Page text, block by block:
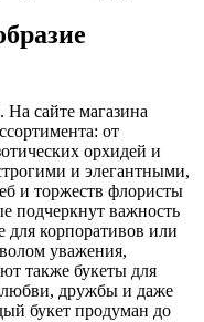
сайте магазина
от
орхидей и
и элегантными,
и торжеств флористы
подчеркнут важность
корпоративов или
уважения,
также букеты для
любви, дружбы и даже
букет продуман до